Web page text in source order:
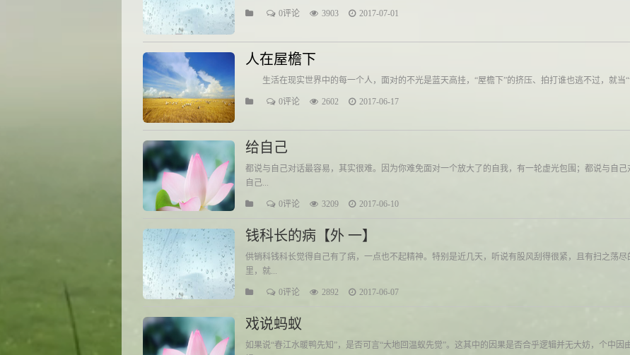
0评论 3903 2017-07-01
人在屋檐下
生活在现实世界中的每一个人，面对的不光是蓝天高挂，“屋檐下”的挤压、拍打谁也逃不过，就当“
0评论 2602 2017-06-17
给自己
都说与自己对话最容易，其实很难。因为你难免面对一个放大了的自我，有一轮虚光包围；都说与自
自己...
0评论 3209 2017-06-10
钱科长的病【外 一】
供销科钱科长觉得自己有了病，一点也不起精神。特别是近几天，听说有股风刮得很紧，且有扫之荡
里，就...
0评论 2892 2017-06-07
戏说蚂蚁
如果说“春江水暖鸭先知”，是否可言“大地回温蚁先觉”。这其中的因果是否合乎逻辑并无大妨，个中